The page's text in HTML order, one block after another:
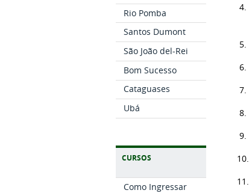
Rio Pomba
Santos Dumont
São João del-Rei
Bom Sucesso
Cataguases
Ubá
CURSOS
Como Ingressar
4.
5.
6.
7.
8.
9.
10.
11.